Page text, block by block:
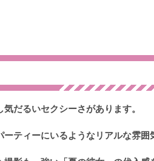
だるいセクシーさがあります。
ティーにいるようなリアルな雰囲